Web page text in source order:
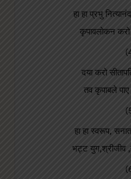
हा हा प्रभु
कृपावलोकन
दया करो
तव कृपाबले
हा हा स्वरूप,
भट्ट युग,श्रीजीव